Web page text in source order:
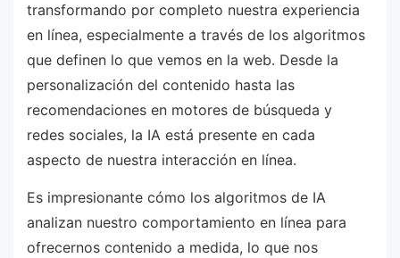
transformando por completo nuestra experiencia
en línea, especialmente a través de los algoritmos
que definen lo que vemos en la web. Desde la
personalización del contenido hasta las
recomendaciones en motores de búsqueda y
redes sociales, la IA está presente en cada
aspecto de nuestra interacción en línea.
Es impresionante cómo los algoritmos de IA
analizan nuestro comportamiento en línea para
ofrecernos contenido a medida, lo que nos